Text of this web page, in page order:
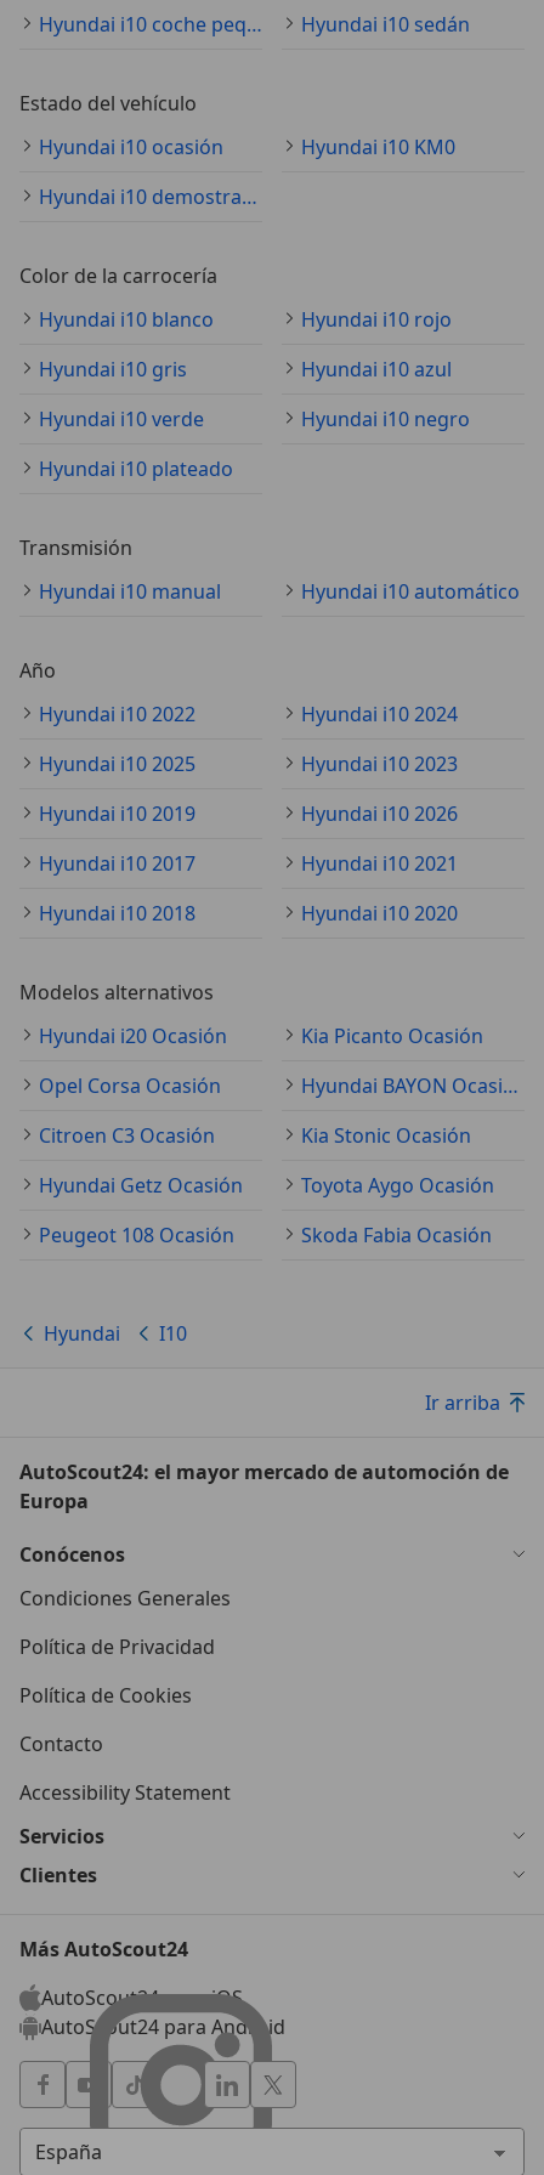
Hyundai i10 coche pequeño
Hyundai i10 sedán
Estado del vehículo
Hyundai i10 ocasión
Hyundai i10 KM0
Hyundai i10 demostración
Color de la carrocería
Hyundai i10 blanco
Hyundai i10 rojo
Hyundai i10 gris
Hyundai i10 azul
Hyundai i10 verde
Hyundai i10 negro
Hyundai i10 plateado
Transmisión
Hyundai i10 manual
Hyundai i10 automático
Año
Hyundai i10 2022
Hyundai i10 2024
Hyundai i10 2025
Hyundai i10 2023
Hyundai i10 2019
Hyundai i10 2026
Hyundai i10 2017
Hyundai i10 2021
Hyundai i10 2018
Hyundai i10 2020
Modelos alternativos
Hyundai i20 Ocasión
Kia Picanto Ocasión
Opel Corsa Ocasión
Hyundai BAYON Ocasión
Citroen C3 Ocasión
Kia Stonic Ocasión
Hyundai Getz Ocasión
Toyota Aygo Ocasión
Peugeot 108 Ocasión
Skoda Fabia Ocasión
Hyundai I10
Ir arriba
AutoScout24: el mayor mercado de automoción de
Europa
Conócenos
Condiciones Generales
Política de Privacidad
Política de Cookies
Contacto
Accessibility Statement
Servicios
Clientes
Más AutoScout24
AutoScout24 para iOS
AutoScout24 para Android